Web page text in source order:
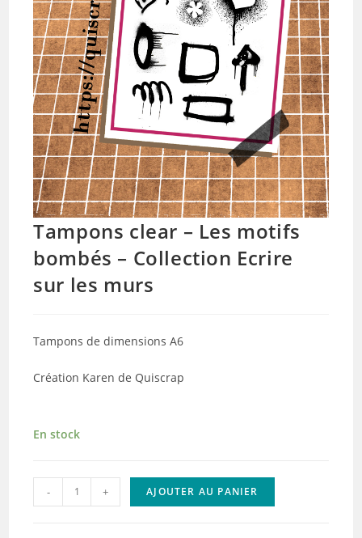
Tampons clear – Les motifs
bombés – Collection Ecrire
sur les murs
Tampons de dimensions A6
Création Karen de Quiscrap
En stock
quantité
de
- + AJOUTER AU PANIER